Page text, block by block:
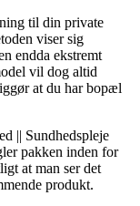
til din private
viser sig
endda ekstremt
vil dog altid
at du har bopæl
|| Sundhedspleje
pakken inden for
at man ser det
produkt.